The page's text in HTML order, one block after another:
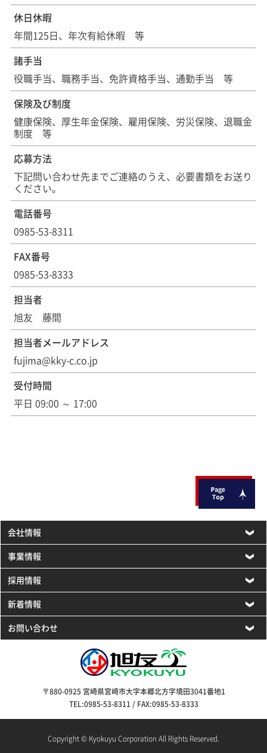
休日休暇
年間125日、年次有給休暇 等
諸手当
役職手当、職務手当、免許資格手当、通勤手当 等
保険及び制度
健康保険、厚生年金保険、雇用保険、労災保険、退職金
制度 等
応募方法
下記問い合わせ先までご連絡のうえ、必要書類をお送り
ください。
電話番号
0985-53-8311
FAX番号
0985-53-8333
担当者
旭友 藤間
担当者メールアドレス
fujima@kky-c.co.jp
受付時間
平日 09:00 ～ 17:00
会社情報
事業情報
採用情報
新着情報
お問い合わせ
〒880-0925 宮崎県宮崎市大字本郷北方字境田3041番地1
TEL:0985-53-8311 / FAX:0985-53-8333
Copyright © Kyokuyu Corporation All Rights Reserved.